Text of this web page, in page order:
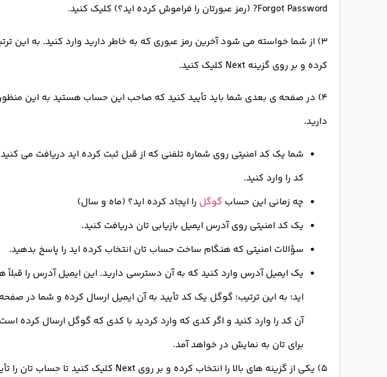
Forgot Password? (رمز عبورتان را فراموش کرده اید؟) کلیک کنید.
۳) از شما خواسته می شود آخرین رمز عبوری که به خاطر دارید وارد کنید. به این
کرده و بر روی گزینه Next کلیک کنید.
۴) در صفحه ی بعدی شما باید تأیید کنید که صاحب این حساب هستید به این
دارید.
شما یک کد امنیتی روی شماره تلفنی که از قبل ثبت کرده اید دریافت می
کد را وارد کنید.
چه زمانی این حساب گوگل را ایجاد کرده اید؟ (ماه و سال)
یک کد امنیتی روی آدرس ایمیل بازیابی تان دریافت کنید.
سؤالات امنیتی که هنگام ساخت حساب تان انتخاب کرده اید را پاسخ بدهید.
یک ایمیل آدرس وارد کنید که به آن دسترسی دارید. این ایمیل آدرس را
اید؛ به این ترتیب؛ گوگل یک کد تأیید به آن ایمیل ارسال کرده و شما در
آن کد را وارد کنید و اگر کدی که وارد کردید با کدی که گوگل ارسال کرده
برای تان به نمایش در خواهد آمد.
۵) یکی از گزینه های بالا را انتخاب کرده و بر روی Next کلیک کنید تا حساب تان را تأیید کرده باشید.